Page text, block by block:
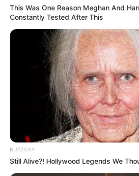
This Was One Reason Meghan And
Constantly Tested After This
BUZZDAY
Still Alive?! Hollywood Legends We